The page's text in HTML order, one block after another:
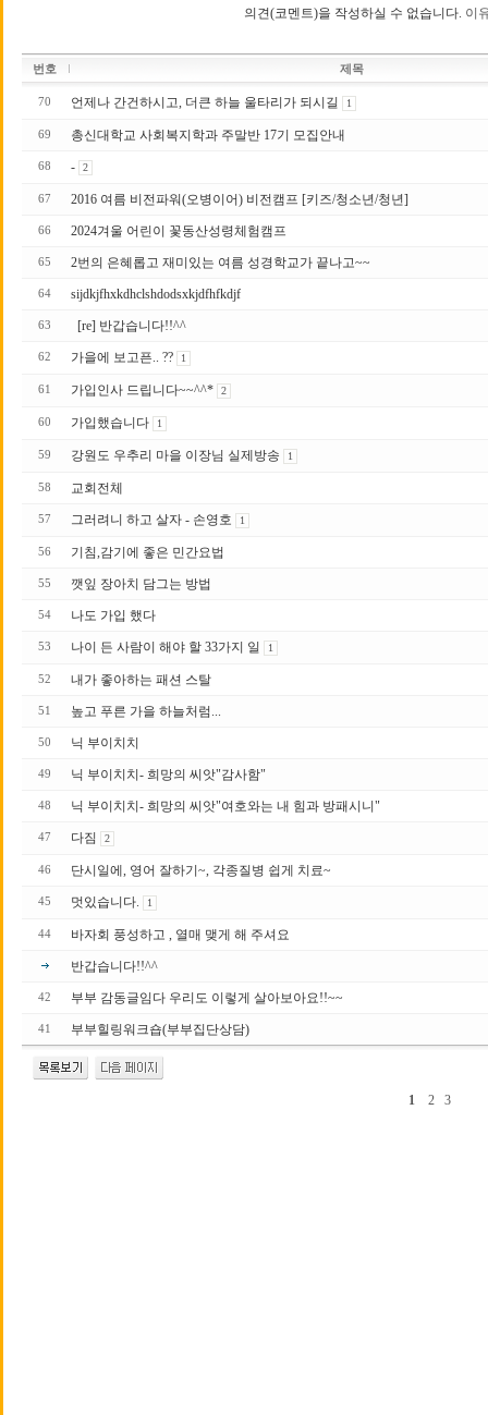
의견(코멘트)을 작성하실 수 없습니다. 이
번호 제목
70 언제나 간건하시고, 더큰 하늘 울타리가 되시길 1
69 총신대학교 사회복지학과 주말반 17 기 모집안내
68 - 2
67 2016 여름 비전파워(오병이어) 비전캠프 [키즈/청소년/청년]
66 2024겨울 어린이 꽃동산성령체험캠프
65 2번의 은혜롭고 재미있는 여름 성경학교가 끝나고~~
64 sijdkjfhxkdhclshdodsxkjdfhfkdjf
63 [re] 반갑습니다!!^^
62 가을에 보고픈.. ?? 1
61 가입인사 드립니다~~^^* 2
60 가입했습니다 1
59 강원도 우추리 마을 이장님 실제방송 1
58 교회전체
57 그러려니 하고 살자 - 손영호 1
56 기침,감기에 좋은 민간요법
55 깻잎 장아치 담그는 방법
54 나도 가입 했다
53 나이 든 사람이 해야 할 33가지 일 1
52 내가 좋아하는 패션 스탈
51 높고 푸른 가을 하늘처럼...
50 닉 부이치치
49 닉 부이치치- 희망의 씨앗"감사함"
48 닉 부이치치- 희망의 씨앗"여호와는 내 힘과 방패시니"
47 다짐 2
46 단시일에, 영어 잘하기~, 각종질병 쉽게 치료~
45 멋있습니다. 1
44 바자회 풍성하고 , 열매 맺게 해 주셔요
반갑습니다!!^^
42 부부 감동글임다 우리도 이렇게 살아보아요!!~~
41 부부힐링워크숍(부부집단상담)
1 2 3